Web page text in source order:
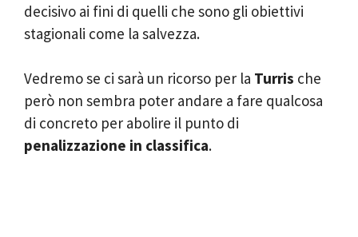
decisivo ai fini di quelli che sono gli obiettivi
stagionali come la salvezza.
Vedremo se ci sarà un ricorso per la Turris che
però non sembra poter andare a fare qualcosa
di concreto per abolire il punto di
penalizzazione in classifica.